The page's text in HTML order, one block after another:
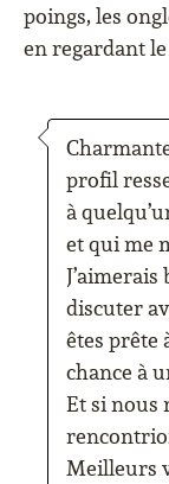
poings, les
en regardant
profil
à
et qui me
J’aimerais
discuter
êtes prête
chance à
Et si nous
Meilleurs